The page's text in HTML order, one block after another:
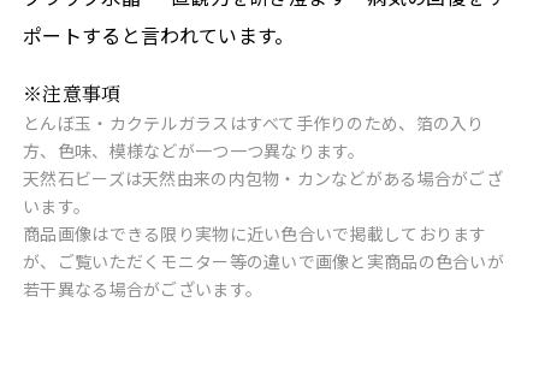
ポートすると言われています。
※注意事項
とんぼ玉・カクテルガラスはすべて手作りのため、箔の入り
方、色味、模様などが一つ一つ異なります。
天然石ビーズは天然由来の内包物・カンなどがある場合がござ
います。
商品画像はできる限り実物に近い色合いで掲載しております
が、ご覧いただくモニター等の違いで画像と実商品の色合いが
若干異なる場合がございます。